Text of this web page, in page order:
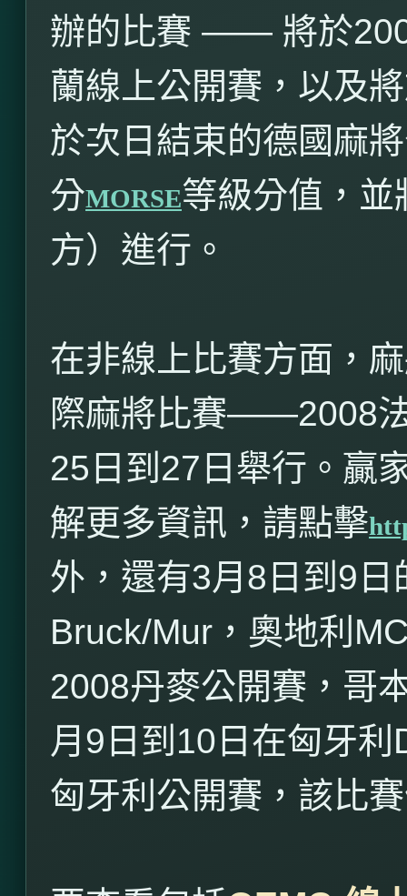
辦的比賽 —— 將於
蘭線上公開賽，以及
於次日結束的德國麻
分MORSE等級分值，並
方）進行。
在非線上比賽方面，
際麻將比賽——2008
25 日到 27 日舉行。贏
解更多資訊，請點擊
外，還有3月 8 日到 9
Bruck/Mur ，奧地利
2008丹麥公開賽，哥
月 9 日到 10 日在匈牙利
匈牙利公開賽，該比